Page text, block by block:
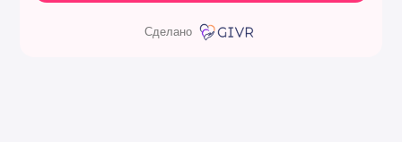
Сделано